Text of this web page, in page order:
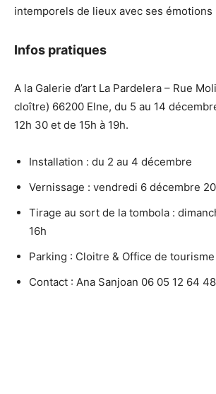
intemporels de lieux avec ses émotions
Infos pratiques
A la Galerie d’art La Pardelera – Rue
cloître) 66200 Elne, du 5 au 14
12h 30 et de 15h à 19h.
Installation : du 2 au 4 décembre
Vernissage : vendredi 6 décembre
Tirage au sort de la tombola :
16h
Parking : Cloitre & Office de tourisme
Contact : Ana Sanjoan 06 05 12 64